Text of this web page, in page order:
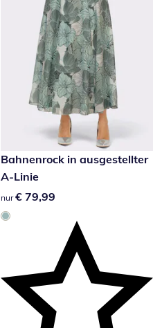
€ 79,99
Bahnenrock in ausgestellter
A-Linie
€ 79,99
nur € 79,99